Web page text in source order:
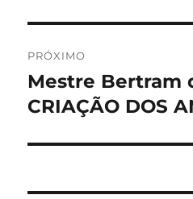
PRÓXIMO
Próximo
post:
Mestre Bertram
CRIAÇÃO DOS